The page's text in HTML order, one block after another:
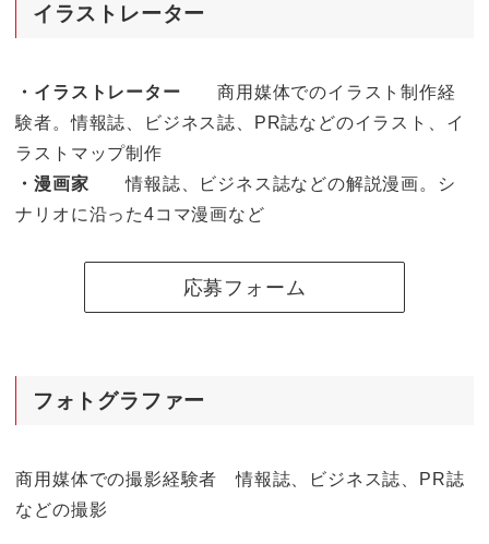
イラストレーター
・イラストレーター 商用媒体でのイラスト制作経
験者。情報誌、ビジネス誌、PR誌などのイラスト、イ
ラストマップ制作
・漫画家 情報誌、ビジネス誌などの解説漫画。シ
ナリオに沿った4コマ漫画など
応募フォーム
フォトグラファー
商用媒体での撮影経験者 情報誌、ビジネス誌、PR誌
などの撮影